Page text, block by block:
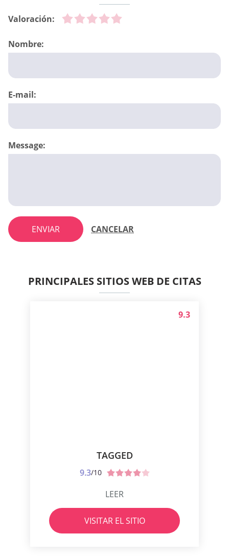
Valoración:
Nombre:
E-mail:
Message:
ENVIAR CANCELAR
PRINCIPALES SITIOS WEB DE CITAS
TAGGED
9.3/10
9.3
LEER
VISITAR EL SITIO